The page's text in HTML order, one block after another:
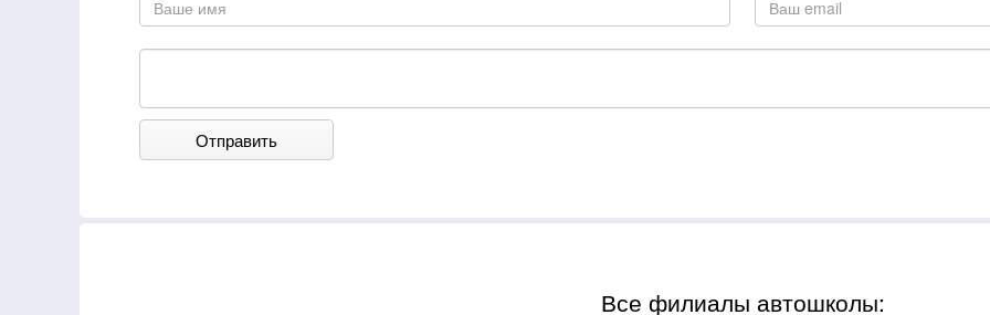
Отправить
Все филиалы автошколы: